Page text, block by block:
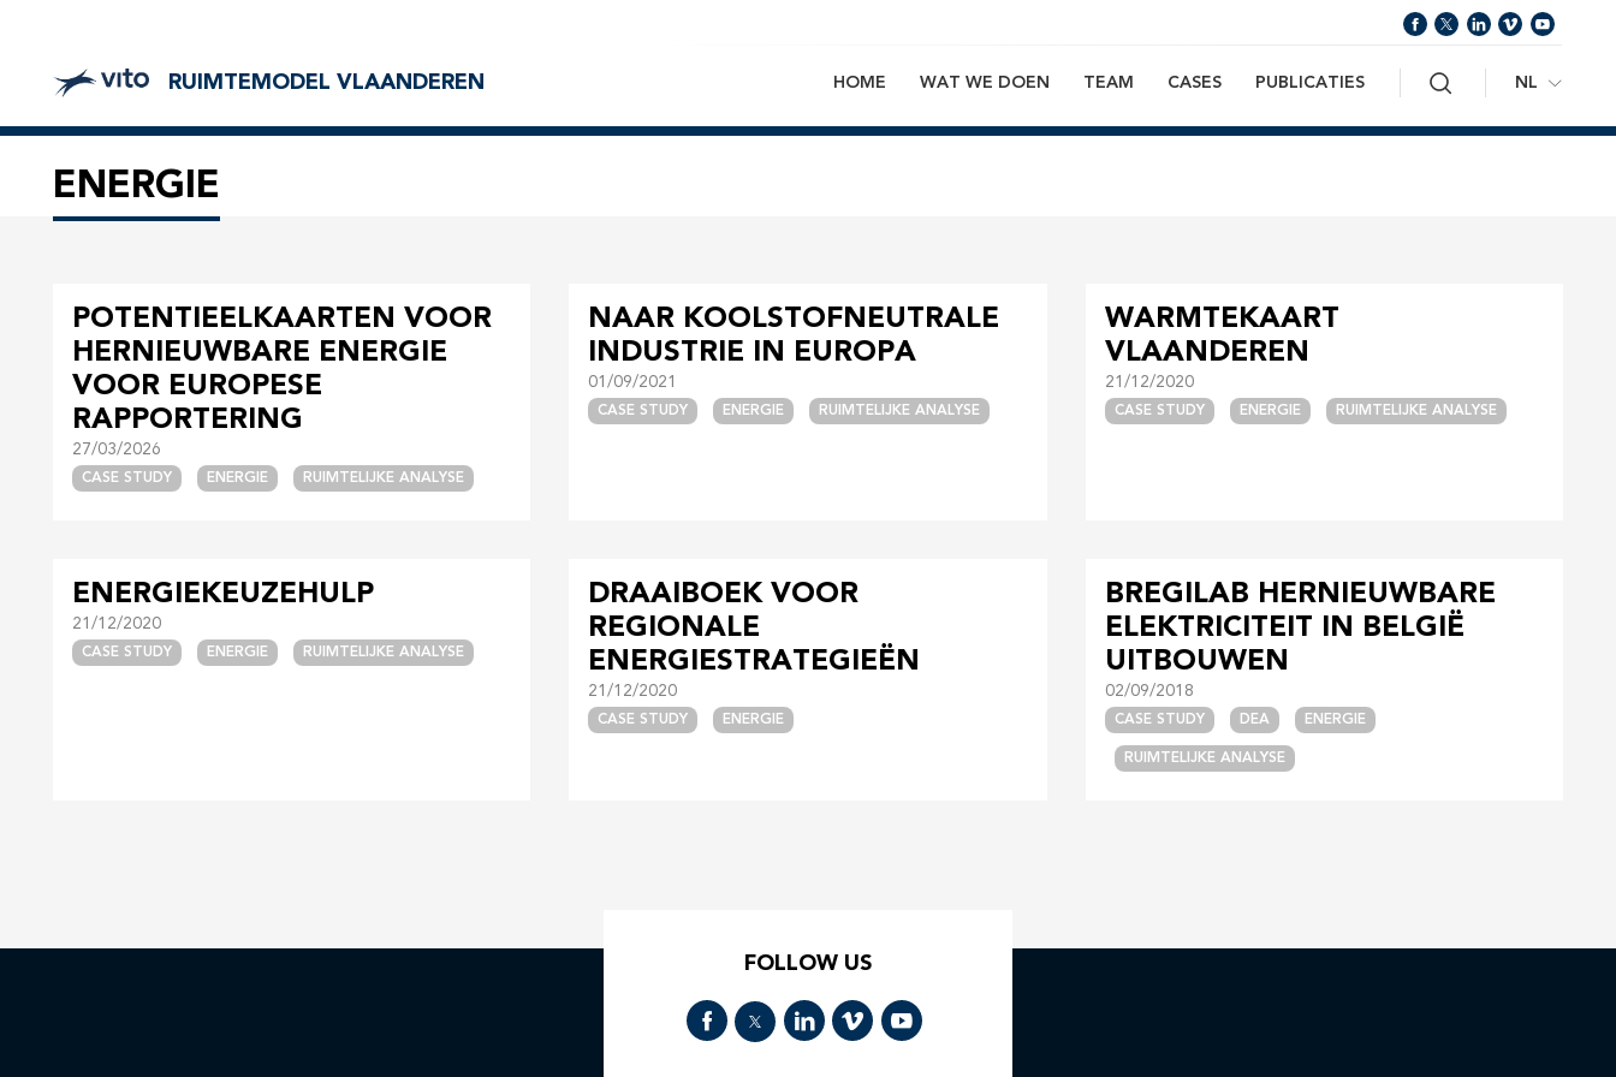
RUIMTEMODEL VLAANDEREN
Main
HOME WAT WE DOEN TEAM CASES PUBLICATIES Zoeken
NL
Breadcrumb
ENERGIE
POTENTIEELKAARTEN VOOR
HERNIEUWBARE ENERGIE
VOOR EUROPESE
RAPPORTERING
27/03/2026
CASE STUDY ENERGIE RUIMTELIJKE ANALYSE
NAAR KOOLSTOFNEUTRALE
INDUSTRIE IN EUROPA
01/09/2021
CASE STUDY ENERGIE RUIMTELIJKE ANALYSE
WARMTEKAART
VLAANDEREN
21/12/2020
CASE STUDY ENERGIE RUIMTELIJKE ANALYSE
ENERGIEKEUZEHULP
21/12/2020
CASE STUDY ENERGIE RUIMTELIJKE ANALYSE
DRAAIBOEK VOOR
REGIONALE
ENERGIESTRATEGIEËN
21/12/2020
CASE STUDY ENERGIE
BREGILAB HERNIEUWBARE
ELEKTRICITEIT IN BELGIË
UITBOUWEN
02/09/2018
CASE STUDY DEA ENERGIE
RUIMTELIJKE ANALYSE
FOLLOW US